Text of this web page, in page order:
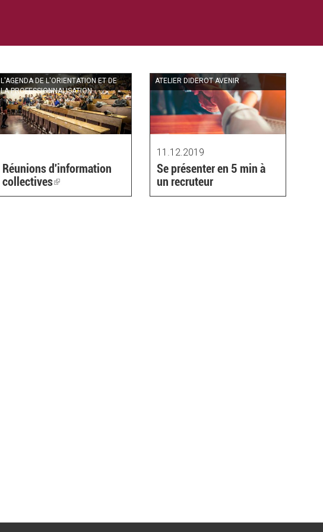
L'AGENDA DE L'ORIENTATION ET DE
LA PROFESSIONNALISATION
Réunions d'information
collectives(link
is
ATELIER DIDEROT AVENIR
11.12.2019
Se présenter en 5 min à
un recruteur